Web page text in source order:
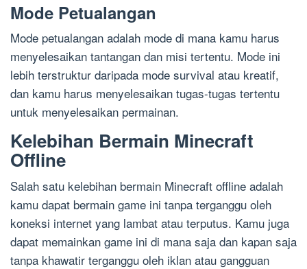
Mode Petualangan
Mode petualangan adalah mode di mana kamu harus
menyelesaikan tantangan dan misi tertentu. Mode ini
lebih terstruktur daripada mode survival atau kreatif,
dan kamu harus menyelesaikan tugas-tugas tertentu
untuk menyelesaikan permainan.
Kelebihan Bermain Minecraft
Offline
Salah satu kelebihan bermain Minecraft offline adalah
kamu dapat bermain game ini tanpa terganggu oleh
koneksi internet yang lambat atau terputus. Kamu juga
dapat memainkan game ini di mana saja dan kapan saja
tanpa khawatir terganggu oleh iklan atau gangguan